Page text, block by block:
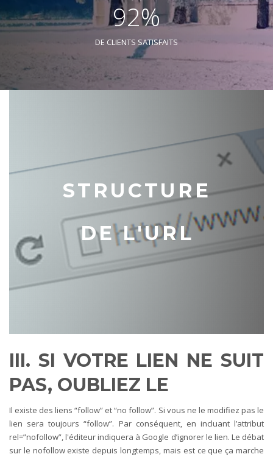
92%
DE CLIENTS SATISFAITS
STRUCTURE
DE L'URL
III. SI VOTRE LIEN NE SUIT
PAS, OUBLIEZ LE
Il existe des liens “follow” et “no follow”. Si vous ne le modifiez pas le
lien sera toujours “follow”. Par conséquent, en incluant l’attribut
rel=”nofollow”, l'éditeur indiquera à Google d’ignorer le lien. Le débat
sur le nofollow existe depuis longtemps, mais est ce que ça marche